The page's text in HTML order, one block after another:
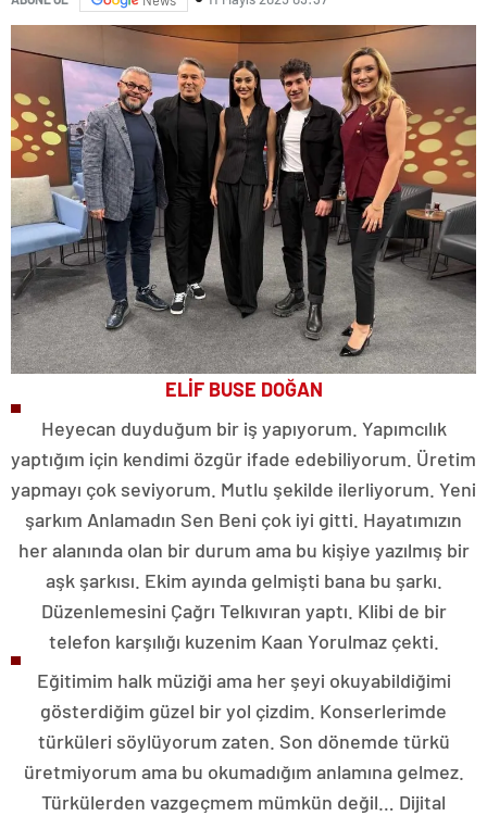
ELİF BUSE DOĞAN
Heyecan duyduğum bir iş yapıyorum. Yapımcılık
yaptığım için kendimi özgür ifade edebiliyorum. Üretim
yapmayı çok seviyorum. Mutlu şekilde ilerliyorum. Yeni
şarkım Anlamadın Sen Beni çok iyi gitti. Hayatımızın
her alanında olan bir durum ama bu kişiye yazılmış bir
aşk şarkısı. Ekim ayında gelmişti bana bu şarkı.
Düzenlemesini Çağrı Telkıvıran yaptı. Klibi de bir
telefon karşılığı kuzenim Kaan Yorulmaz çekti.
Eğitimim halk müziği ama her şeyi okuyabildiğimi
gösterdiğim güzel bir yol çizdim. Konserlerimde
türküleri söylüyorum zaten. Son dönemde türkü
üretmiyorum ama bu okumadığım anlamına gelmez.
Türkülerden vazgeçmem mümkün değil… Dijital